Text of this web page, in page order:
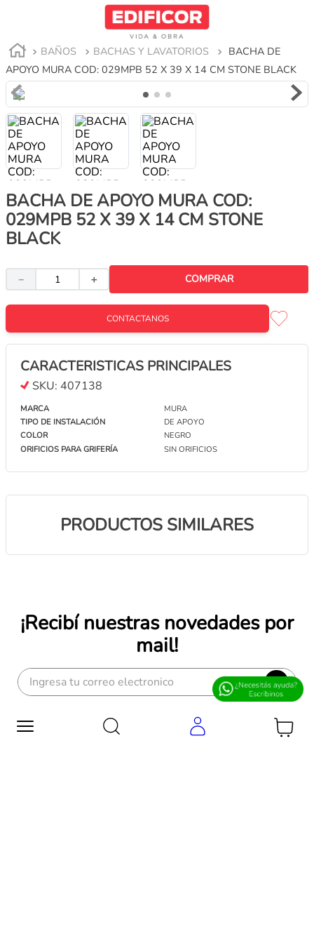
BAÑOS BACHAS Y LAVATORIOS
BACHA DE
APOYO MURA COD: 029MPB 52 X 39 X 14 CM STONE BLACK
BACHA DE APOYO MURA COD:
029MPB 52 X 39 X 14 CM STONE
BLACK
＋
－ COMPRAR
CONTACTANOS
CARACTERISTICAS PRINCIPALES
SKU: 407138
MARCA
MURA
TIPO DE INSTALACIÓN
DE APOYO
COLOR
NEGRO
ORIFICIOS PARA GRIFERÍA
SIN ORIFICIOS
PRODUCTOS SIMILARES
¡Recibí nuestras novedades por
mail!
OK